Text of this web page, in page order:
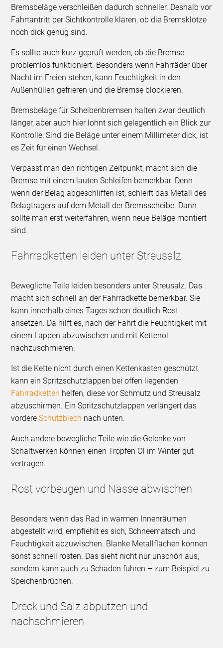
Bremsbeläge verschleißen dadurch schneller. Deshalb vor
Fahrtantritt per Sichtkontrolle klären, ob die Bremsklötze
noch dick genug sind.
Es sollte auch kurz geprüft werden, ob die Bremse
problemlos funktioniert. Besonders wenn Fahrräder über
Nacht im Freien stehen, kann Feuchtigkeit in den
Außenhüllen gefrieren und die Bremse blockieren.
Bremsbeläge für Scheibenbremsen halten zwar deutlich
länger, aber auch hier lohnt sich gelegentlich ein Blick zur
Kontrolle: Sind die Beläge unter einem Millimeter dick, ist
es Zeit für einen Wechsel.
Verpasst man den richtigen Zeitpunkt, macht sich die
Bremse mit einem lauten Schleifen bemerkbar. Denn
wenn der Belag abgeschliffen ist, schleift das Metall des
Belagträgers auf dem Metall der Bremsscheibe. Dann
sollte man erst weiterfahren, wenn neue Beläge montiert
sind.
Fahrradketten leiden unter Streusalz
Bewegliche Teile leiden besonders unter Streusalz. Das
macht sich schnell an der Fahrradkette bemerkbar. Sie
kann innerhalb eines Tages schon deutlich Rost
ansetzen. Da hilft es, nach der Fahrt die Feuchtigkeit mit
einem Lappen abzuwischen und mit Kettenöl
nachzuschmieren.
Ist die Kette nicht durch einen Kettenkasten geschützt,
kann ein Spritzschutzlappen bei offen liegenden
Fahrradketten helfen, diese vor Schmutz und Streusalz
abzuschirmen. Ein Spritzschutzlappen verlängert das
vordereSchutzblech nach unten.
Auch andere bewegliche Teile wie die Gelenke von
Schaltwerken können einen Tropfen Öl im Winter gut
vertragen.
Rost vorbeugen und Nässe abwischen
Besonders wenn das Rad in warmen Innenräumen
abgestellt wird, empfiehlt es sich, Schneematsch und
Feuchtigkeit abzuwischen. Blanke Metallflächen können
sonst schnell rosten. Das sieht nicht nur unschön aus,
sondern kann auch zu Schäden führen – zum Beispiel zu
Speichenbrüchen.
Dreck und Salz abputzen und
nachschmieren